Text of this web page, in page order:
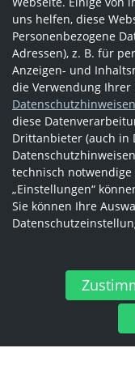
uns helfen, diese
Personenbezogene
Adressen), z. B. für
Anzeigen- und
die Verwendung
Datenschutzhinweisen
diese
Drittanbieter (auch in
technisch
„Einstellungen“
Sie können Ihre